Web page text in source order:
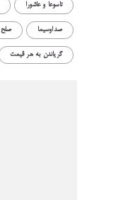
تاسوعا و عاشورا
صداوسیما صلح
گریاندن به هر قیمت